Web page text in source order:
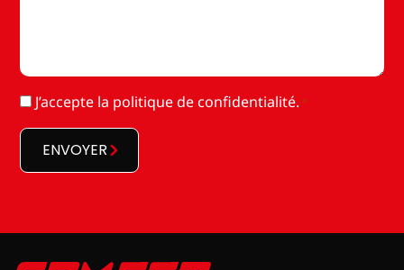
RGPD
J’accepte la politique de confidentialité. *
ENVOYER